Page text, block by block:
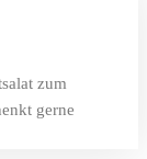
zum
gerne